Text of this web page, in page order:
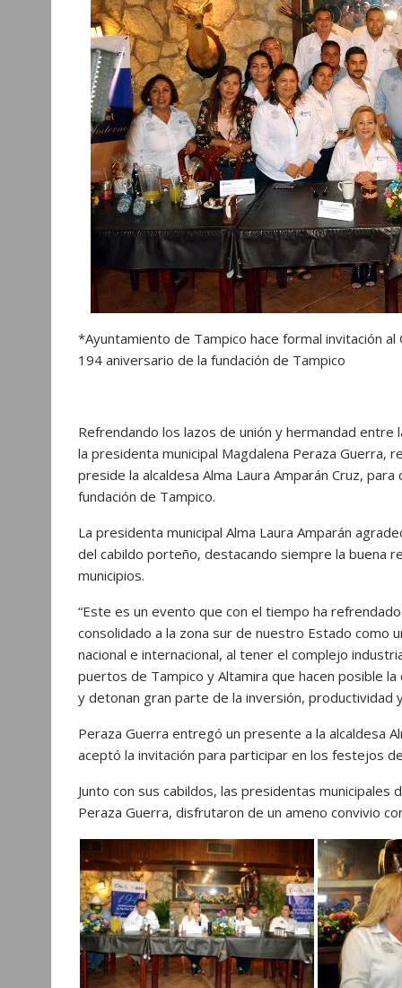
p
k
e
r
m
*Ayuntamiento de Tampico hace formal invitación
194 aniversario de la fundación de Tampico
Refrendando los lazos de unión y hermandad
la presidenta municipal Magdalena Peraza Guerra,
preside la alcaldesa Alma Laura Amparán Cruz,
fundación de Tampico.
La presidenta municipal Alma Laura Amparán
del cabildo porteño, destacando siempre la buena
municipios.
“Este es un evento que con el tiempo ha
consolidado a la zona sur de nuestro Estado como
nacional e internacional, al tener el complejo
puertos de Tampico y Altamira que hacen posible
y detonan gran parte de la inversión, productividad
Peraza Guerra entregó un presente a la alcaldesa
aceptó la invitación para participar en los festejos
Junto con sus cabildos, las presidentas municipales
Peraza Guerra, disfrutaron de un ameno convivio